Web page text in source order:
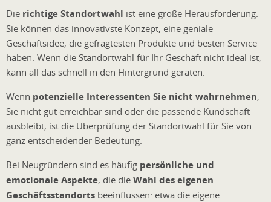
Die richtige Standortwahl ist eine große Herausforderung.
Sie können das innovativste Konzept, eine geniale
Geschäftsidee, die gefragtesten Produkte und besten Service
haben. Wenn die Standortwahl für Ihr Geschäft nicht ideal ist,
kann all das schnell in den Hintergrund geraten.
Wenn potenzielle Interessenten Sie nicht wahrnehmen,
Sie nicht gut erreichbar sind oder die passende Kundschaft
ausbleibt, ist die Überprüfung der Standortwahl für Sie von
ganz entscheidender Bedeutung.
Bei Neugründern sind es häufig persönliche und
emotionale Aspekte, die die Wahl des eigenen
Geschäftsstandorts beeinflussen: etwa die eigene